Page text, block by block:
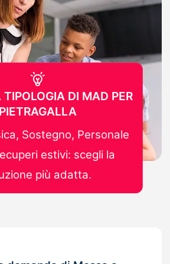
TIPOLOGIA DI MAD PER
PIETRAGALLA
Sostegno, Personale
estivi: scegli la
più adatta.